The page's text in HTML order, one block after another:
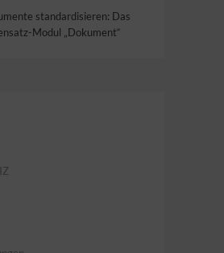
standardisieren: Das
Modul „Dokument“